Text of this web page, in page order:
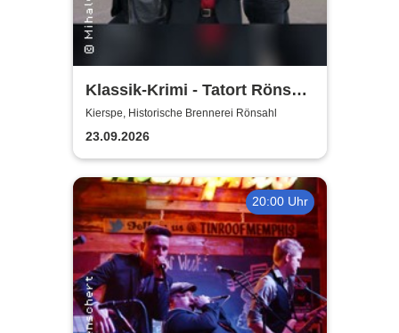
Klassik-Krimi - Tatort Rönsahl
– Diebstahl in h-Mol
Kierspe, Historische Brennerei Rönsahl
23.09.2026
20:00 Uhr